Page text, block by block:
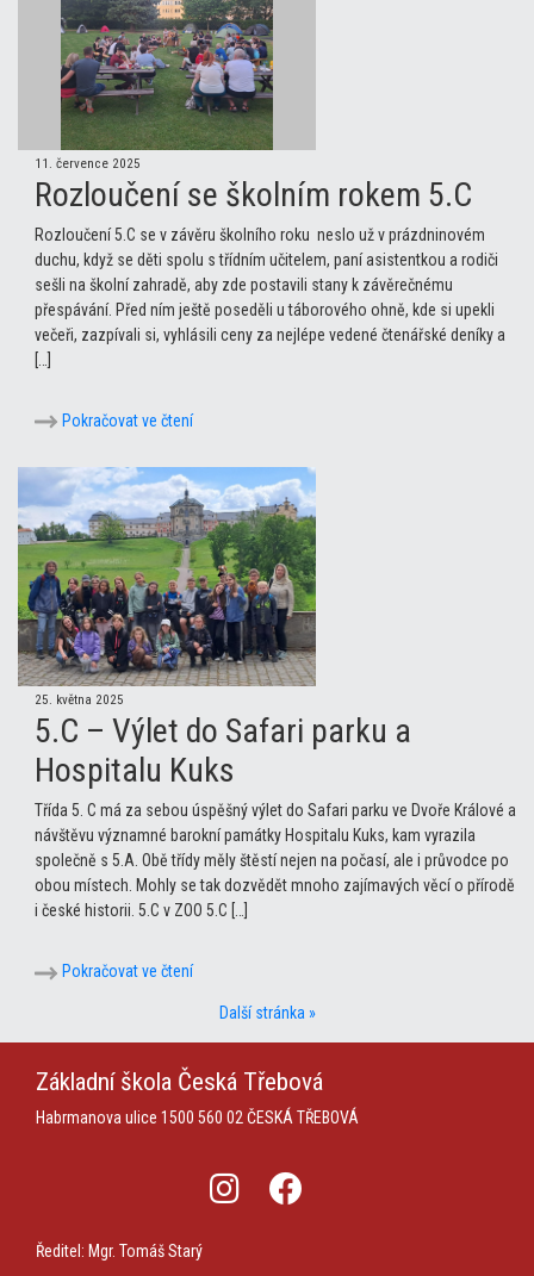
11. července 2025
Rozloučení se školním rokem 5.C
Rozloučení 5.C se v závěru školního roku neslo už v prázdninovém
duchu, když se děti spolu s třídním učitelem, paní asistentkou a rodiči
sešli na školní zahradě, aby zde postavili stany k závěrečnému
přespávání. Před ním ještě poseděli u táborového ohně, kde si upekli
večeři, zazpívali si, vyhlásili ceny za nejlépe vedené čtenářské deníky a
[…]
Pokračovat ve čtení
25. května 2025
5.C – Výlet do Safari parku a
Hospitalu Kuks
Třída 5. C má za sebou úspěšný výlet do Safari parku ve Dvoře Králové a
návštěvu významné barokní památky Hospitalu Kuks, kam vyrazila
společně s 5.A. Obě třídy měly štěstí nejen na počasí, ale i průvodce po
obou místech. Mohly se tak dozvědět mnoho zajímavých věcí o přírodě
i české historii. 5.C v ZOO 5.C […]
Pokračovat ve čtení
Další stránka »
Základní škola Česká Třebová
Habrmanova ulice 1500 560 02 ČESKÁ TŘEBOVÁ
Ředitel: Mgr. Tomáš Starý